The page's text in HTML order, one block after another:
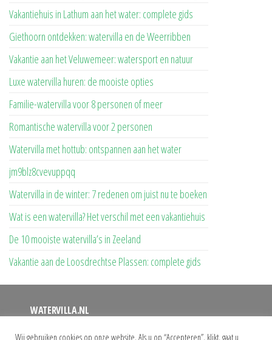
Vakantiehuis in Lathum aan het water: complete gids
Giethoorn ontdekken: watervilla en de Weerribben
Vakantie aan het Veluwemeer: watersport en natuur
Luxe watervilla huren: de mooiste opties
Familie-watervilla voor 8 personen of meer
Romantische watervilla voor 2 personen
Watervilla met hottub: ontspannen aan het water
jm9blz8cvevuppqq
Watervilla in de winter: 7 redenen om juist nu te boeken
Wat is een watervilla? Het verschil met een vakantiehuis
De 10 mooiste watervilla’s in Zeeland
Vakantie aan de Loosdrechtse Plassen: complete gids
WATERVILLA.NL
Op deze website vindt u een overzicht van alle watervilla’s
Wij gebruiken cookies op onze website. Als u op “Accepteren”, klikt, gaat u